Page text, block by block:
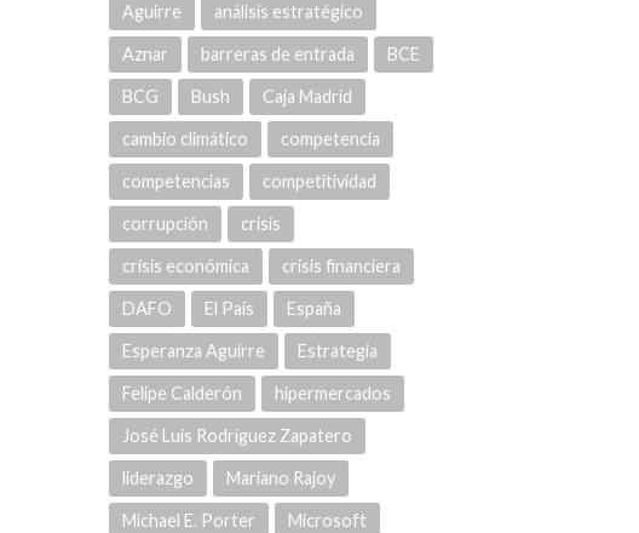
Aguirre análisis estratégico
Aznar barreras de entrada BCE
BCG Bush Caja Madrid
cambio climático competencia
competencias competitividad
corrupción crisis
crisis económica crisis financiera
DAFO El País España
Esperanza Aguirre Estrategia
Felipe Calderón hipermercados
José Luis Rodríguez Zapatero
liderazgo Mariano Rajoy
Michael E. Porter Microsoft